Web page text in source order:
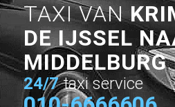
TAXI VAN
DE IJSSEL
MIDDELBURG
24/7 taxi service